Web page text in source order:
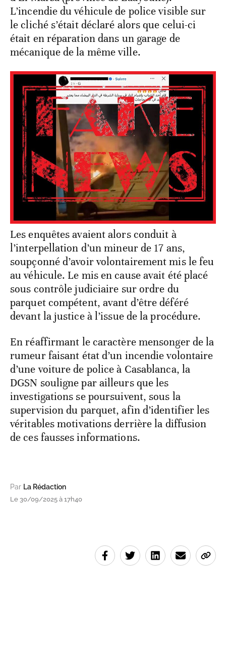
L’incendie du véhicule de police visible sur
le cliché s’était déclaré alors que celui-ci
était en réparation dans un garage de
mécanique de la même ville.
Les enquêtes avaient alors conduit à
l’interpellation d’un mineur de 17 ans,
soupçonné d’avoir volontairement mis le feu
au véhicule. Le mis en cause avait été placé
sous contrôle judiciaire sur ordre du
parquet compétent, avant d’être déféré
devant la justice à l’issue de la procédure.
En réaffirmant le caractère mensonger de la
rumeur faisant état d’un incendie volontaire
d’une voiture de police à Casablanca, la
DGSN souligne par ailleurs que les
investigations se poursuivent, sous la
supervision du parquet, afin d’identifier les
véritables motivations derrière la diffusion
de ces fausses informations.
Par La Rédaction
Le 30/09/2025 à 17h40